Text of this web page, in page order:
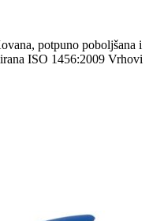
potpuno poboljšana i
ISO 1456:2009 Vrhovi